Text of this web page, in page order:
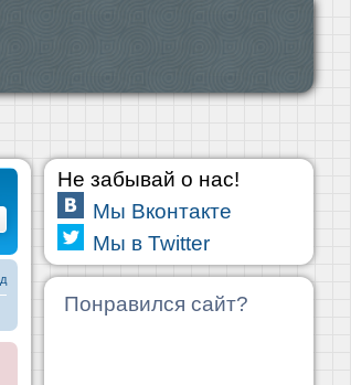
Не забывай о нас!
Мы Вконтакте
Мы в Twitter
Понравился сайт?